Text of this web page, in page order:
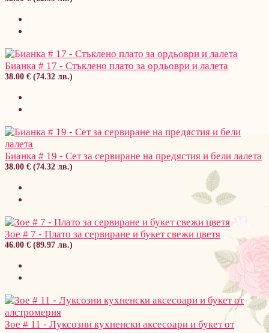
Бианка # 17 - Стъклено плато за ордьоври и лалета
38.00 € (74.32 лв.)
Бианка # 19 - Сет за сервиране на предястия и бели лалета
38.00 € (74.32 лв.)
Зое # 7 - Плато за сервиране и букет свежи цветя
46.00 € (89.97 лв.)
Зое # 11 - Луксозни кухненски аксесоари и букет от